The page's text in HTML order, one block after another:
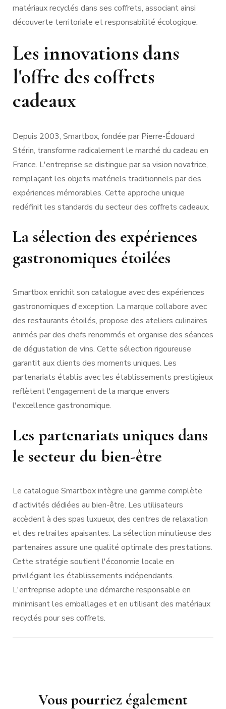
matériaux recyclés dans ses coffrets, associant ainsi
découverte territoriale et responsabilité écologique.
Les innovations dans
l'offre des coffrets
cadeaux
Depuis 2003, Smartbox, fondée par Pierre-Édouard
Stérin, transforme radicalement le marché du cadeau en
France. L'entreprise se distingue par sa vision novatrice,
remplaçant les objets matériels traditionnels par des
expériences mémorables. Cette approche unique
redéfinit les standards du secteur des coffrets cadeaux.
La sélection des expériences
gastronomiques étoilées
Smartbox enrichit son catalogue avec des expériences
gastronomiques d'exception. La marque collabore avec
des restaurants étoilés, propose des ateliers culinaires
animés par des chefs renommés et organise des séances
de dégustation de vins. Cette sélection rigoureuse
garantit aux clients des moments uniques. Les
partenariats établis avec les établissements prestigieux
reflètent l'engagement de la marque envers
l'excellence gastronomique.
Les partenariats uniques dans
le secteur du bien-être
Le catalogue Smartbox intègre une gamme complète
d'activités dédiées au bien-être. Les utilisateurs
accèdent à des spas luxueux, des centres de relaxation
et des retraites apaisantes. La sélection minutieuse des
partenaires assure une qualité optimale des prestations.
Cette stratégie soutient l'économie locale en
privilégiant les établissements indépendants.
L'entreprise adopte une démarche responsable en
minimisant les emballages et en utilisant des matériaux
recyclés pour ses coffrets.
Navigation
Vous pourriez également